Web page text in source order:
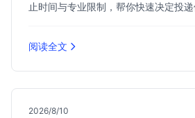
止时间与专业限制，帮你快速决定投递
阅读全文
2026/8/10